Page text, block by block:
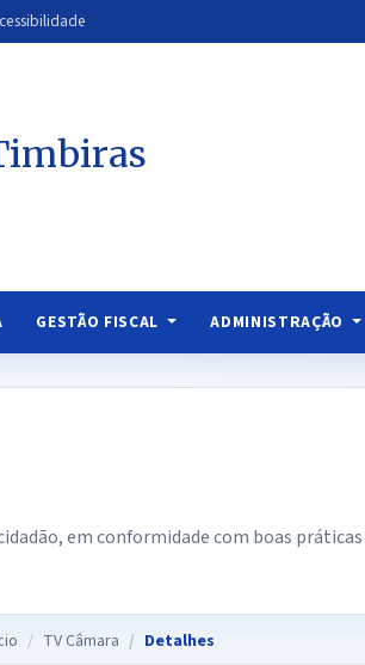
GESTÃO FISCAL ADMINISTRAÇÃO
em conformidade com boas práticas
TV Câmara Detalhes